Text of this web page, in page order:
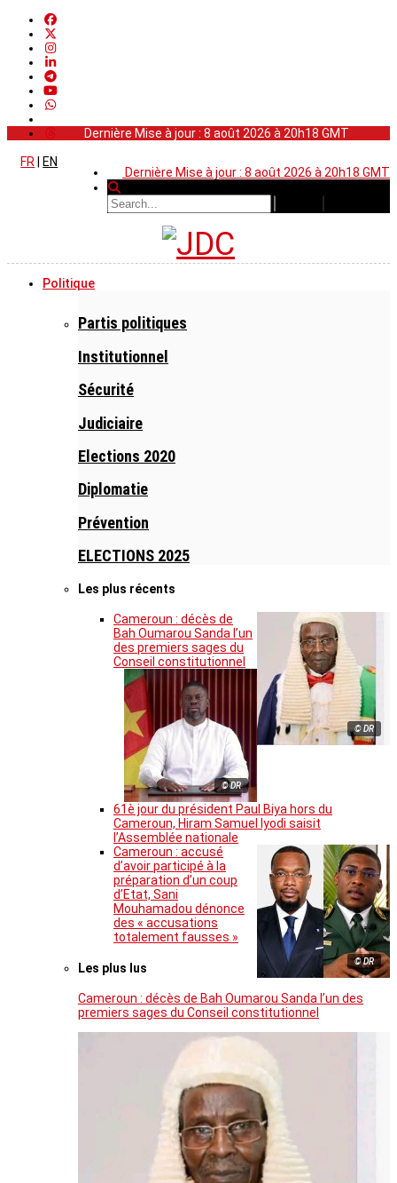
Dernière Mise à jour : 8 août 2026 à 20h18 GMT
Dernière Mise à jour : 8 août 2026 à 20h18 GMT
FR
EN
Politique
Partis politiques
Institutionnel
Sécurité
Judiciaire
Elections 2020
Diplomatie
Prévention
ELECTIONS 2025
Les plus récents
© DR
Cameroun : décès de
Bah Oumarou Sanda l’un
des premiers sages du
Conseil constitutionnel
© DR
61è jour du président Paul Biya hors du
Cameroun, Hiram Samuel Iyodi saisit
l’Assemblée nationale
© DR
Cameroun : accusé
d’avoir participé à la
préparation d’un coup
d’Etat, Sani
Mouhamadou dénonce
des « accusations
totalement fausses »
Les plus lus
Cameroun : décès de Bah Oumarou Sanda l’un des
premiers sages du Conseil constitutionnel